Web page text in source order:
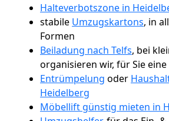
Halteverbotszone in
stabile Umzugskartons, in
Formen
Beiladung nach Telfs, bei
organisieren wir, für Sie
Entrümpelung oder
Heidelberg
Möbellift günstig mieten in